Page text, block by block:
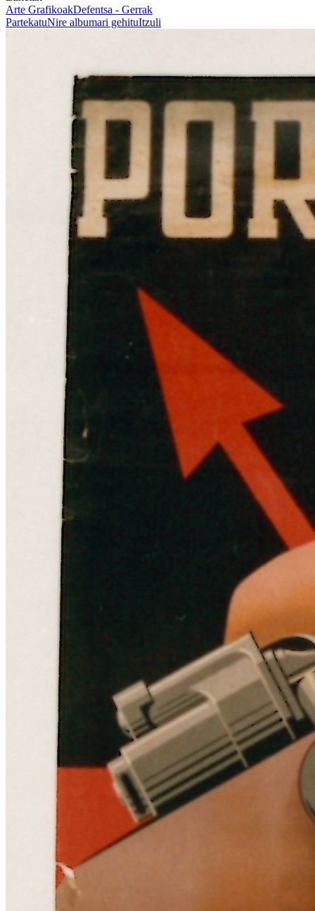
Arte GrafikoakDefentsa - Gerrak
PartekatuNire albumari gehituItzuli